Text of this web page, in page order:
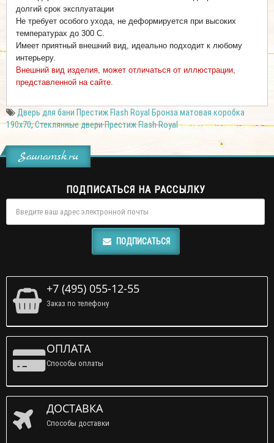
долгий срок эксплуатации
Не требует особого ухода, не деформируется при высоких
температурах до 300 С.
Имеет приятный внешний вид, идеально подходит к любому
интерьеру.
Внешний вид изделия, может отличаться от иллюстрации,
представленной на сайте.
Дверь для бани Престиж Flash Royal Бронза матовая коробка
190х70,Стеклянные двери Престиж Flash Royal
Saunamsk.ru
ПОДПИСАТЬСЯ НА РАССЫЛКУ
ПОДПИСАТЬСЯ
+7 (495) 055-12-55
Заказ по телефону
ОПЛАТА
Способы оплаты
ДОСТАВКА
Способы доставки